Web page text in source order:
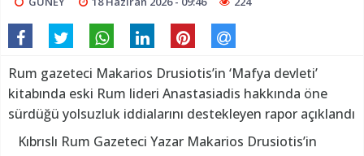
Rum gazeteci Makarios Drusiotis’in ‘Mafya devleti’
kitabında eski Rum lideri Anastasiadis hakkında öne
sürdüğü yolsuzluk iddialarını destekleyen rapor açıklandı
Kıbrıslı Rum Gazeteci Yazar Makarios Drusiotis’in